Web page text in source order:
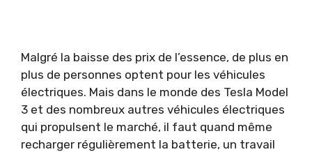
Malgré la baisse des prix de l’essence, de plus en
plus de personnes optent pour les véhicules
électriques. Mais dans le monde des Tesla Model
3 et des nombreux autres véhicules électriques
qui propulsent le marché, il faut quand même
recharger régulièrement la batterie, un travail